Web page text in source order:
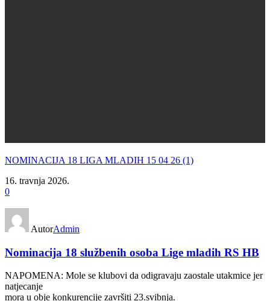
NOMINACIJA 18 LIGA MLADIH 15 04 26 (1)
16. travnja 2026.
0
AutorAdmin
Nominacija 18 službenih osoba Lige mladih RS HB
NAPOMENA: Mole se klubovi da odigravaju zaostale utakmice jer
natjecanje
mora u obje konkurencije završiti 23.svibnja.